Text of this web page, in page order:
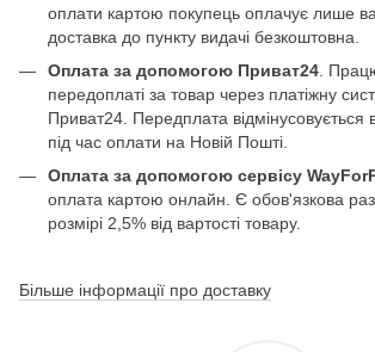
оплати картою покупець оплачує лише
доставка до пункту видачі безкоштовна.
Оплата за допомогою Приват24 .
передоплаті за товар через платіжну
Приват24. Передплата відмінусовується
під час оплати на Новій Пошті.
Оплата за допомогою сервісу
оплата картою онлайн. Є обов'язкова
розмірі 2,5% від вартості товару.
Більше інформації про доставку